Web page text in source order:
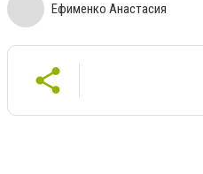
Ефименко Анастасия